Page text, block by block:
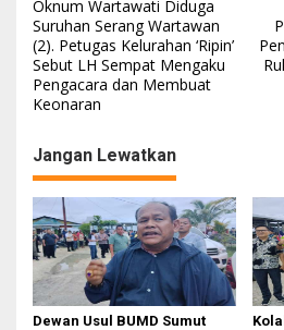
a
v
i
g
a
s
i
p
o
s
Oknum Wartawati Diduga
Suruhan Serang Wartawan
(2). Petugas Kelurahan ‘Ripin’
Sebut LH Sempat Mengaku
Pengacara dan Membuat
Keonaran
Jangan Lewatkan
Dewan Usul BUMD Sumut